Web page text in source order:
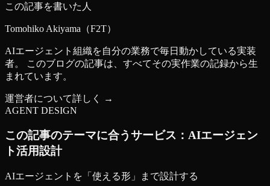
この記事を書いた人
Tomohiko Akiyama（F2T）
AIエージェント組織を自分の業務で毎日動かしている実装
者。 このブログの記事は、すべてその実作業の記録から生
まれています。
運営者について詳しく →
AGENT DESIGN
この記事のテーマに合うサービス： AIエージェン
ト活用設計
AIエージェントを「使える形」まで設計する